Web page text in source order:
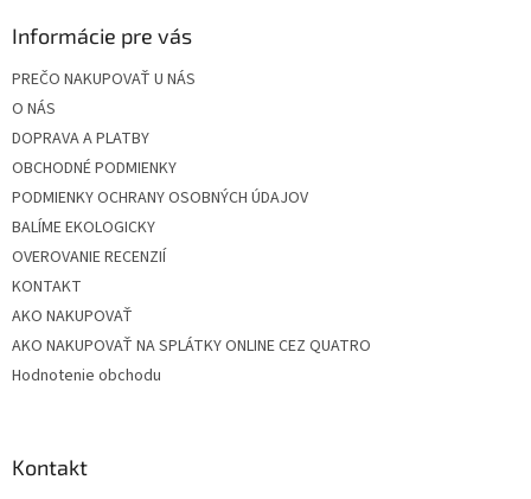
Informácie pre vás
PREČO NAKUPOVAŤ U NÁS
O NÁS
DOPRAVA A PLATBY
OBCHODNÉ PODMIENKY
PODMIENKY OCHRANY OSOBNÝCH ÚDAJOV
BALÍME EKOLOGICKY
OVEROVANIE RECENZIÍ
KONTAKT
AKO NAKUPOVAŤ
AKO NAKUPOVAŤ NA SPLÁTKY ONLINE CEZ QUATRO
Hodnotenie obchodu
Kontakt